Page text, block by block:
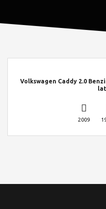
Volkswagen Caddy 2.0
2009